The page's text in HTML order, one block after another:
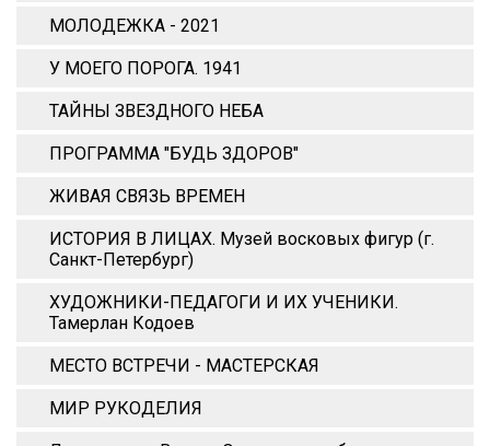
МОЛОДЕЖКА - 2021
У МОЕГО ПОРОГА. 1941
ТАЙНЫ ЗВЕЗДНОГО НЕБА
ПРОГРАММА "БУДЬ ЗДОРОВ"
ЖИВАЯ СВЯЗЬ ВРЕМЕН
ИСТОРИЯ В ЛИЦАХ. Музей восковых фигур (г.
Санкт-Петербург)
ХУДОЖНИКИ-ПЕДАГОГИ И ИХ УЧЕНИКИ.
Тамерлан Кодоев
МЕСТО ВСТРЕЧИ - МАСТЕРСКАЯ
МИР РУКОДЕЛИЯ